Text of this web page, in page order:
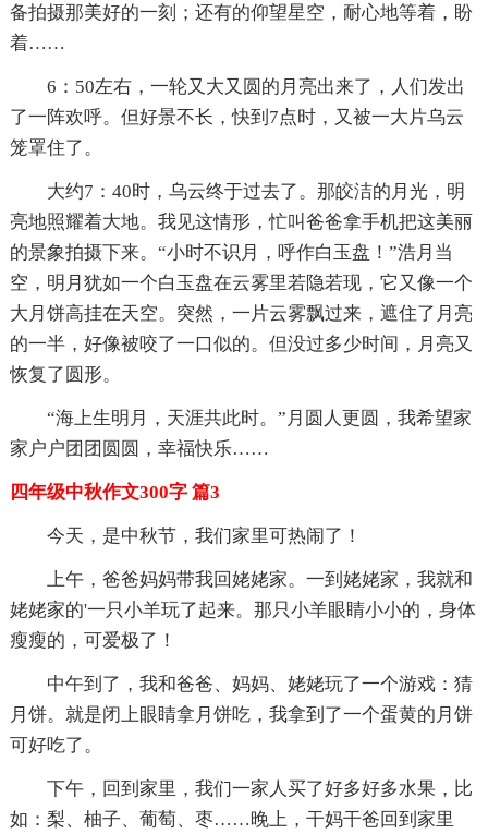
备拍摄那美好的一刻；还有的仰望星空，耐心地等着，盼
着……
6：50左右，一轮又大又圆的月亮出来了，人们发出
了一阵欢呼。但好景不长，快到7点时，又被一大片乌云
笼罩住了。
大约7：40时，乌云终于过去了。那皎洁的月光，明
亮地照耀着大地。我见这情形，忙叫爸爸拿手机把这美丽
的景象拍摄下来。“小时不识月，呼作白玉盘！”浩月当
空，明月犹如一个白玉盘在云雾里若隐若现，它又像一个
大月饼高挂在天空。突然，一片云雾飘过来，遮住了月亮
的一半，好像被咬了一口似的。但没过多少时间，月亮又
恢复了圆形。
“海上生明月，天涯共此时。”月圆人更圆，我希望家
家户户团团圆圆，幸福快乐……
四年级中秋作文300字 篇3
今天，是中秋节，我们家里可热闹了！
上午，爸爸妈妈带我回姥姥家。一到姥姥家，我就和
姥姥家的'一只小羊玩了起来。那只小羊眼睛小小的，身体
瘦瘦的，可爱极了！
中午到了，我和爸爸、妈妈、姥姥玩了一个游戏：猜
月饼。就是闭上眼睛拿月饼吃，我拿到了一个蛋黄的月饼
可好吃了。
下午，回到家里，我们一家人买了好多好多水果，比
如：梨、柚子、葡萄、枣……晚上，干妈干爸回到家里